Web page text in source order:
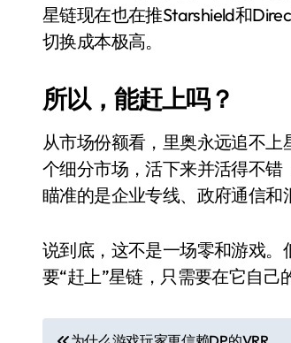
星链现在也在推Starshield和
切换成本极高。
所以，能赶上吗？
从市场份额看，里奥永远追不
个细分市场，活下来并活得不
瞄准的是企业专线、政府通信和
说到底，这不是一场零和游戏
要“赶上”星链，只需要在它自己
文
小家电